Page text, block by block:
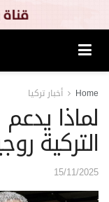
Home أخبار تركيا
لماذا
التركية
15/11/2025